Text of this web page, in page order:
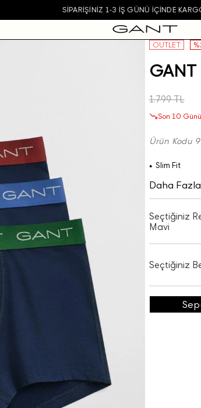
SIPARIŞINIZ 1-3 IŞ GÜNÜ IÇINDE KARGOYA
OUTLET
1.799 TL
Son 10
Ürün Kodu
Slim Fit
Daha
Seçtiğiniz
Mavi
Seçtiğiniz